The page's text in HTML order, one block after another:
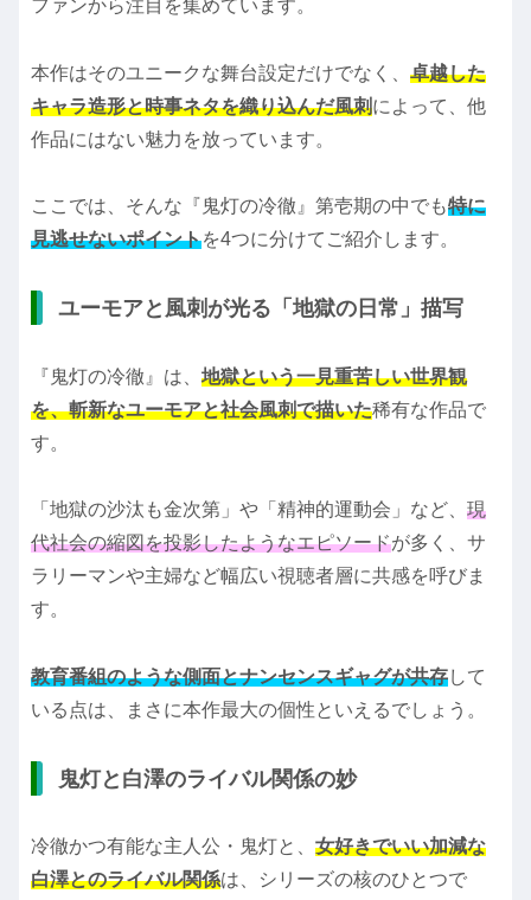
ファンから注目を集めています。
本作はそのユニークな舞台設定だけでなく、 卓越した
キャラ造形と時事ネタを織り込んだ風刺によって、他
作品にはない魅力を放っています。
ここでは、そんな『鬼灯の冷徹』第壱期の中でも特に
見逃せないポイントを4つに分けてご紹介します。
ユーモアと風刺が光る「地獄の日常」描写
『鬼灯の冷徹』は、 地獄という一見重苦しい世界観
を、斬新なユーモアと社会風刺で描いた稀有な作品で
す。
「地獄の沙汰も金次第」や「精神的運動会」など、 現
代社会の縮図を投影したようなエピソードが多く、サ
ラリーマンや主婦など幅広い視聴者層に共感を呼びま
す。
教育番組のような側面とナンセンスギャグが共存して
いる点は、まさに本作最大の個性といえるでしょう。
鬼灯と白澤のライバル関係の妙
冷徹かつ有能な主人公・鬼灯と、 女好きでいい加減な
白澤とのライバル関係は、シリーズの核のひとつで